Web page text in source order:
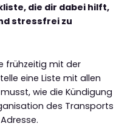
die dir dabei hilft,
stressfrei zu
frühzeitig mit der
eine Liste mit allen
wie die Kündigung
des Transports